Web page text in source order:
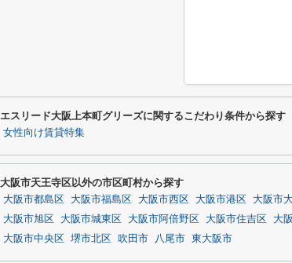
エスリード大阪上本町グリーズに関するこだわり条件から探す
女性向け賃貸特集
大阪市天王寺区以外の市区町村から探す
大阪市都島区 大阪市福島区 大阪市西区 大阪市港区 大阪市
大阪市旭区
大阪市城東区 大阪市阿倍野区 大阪市住吉区 大
大阪市中央区
堺市北区 吹田市 八尾市 東大阪市